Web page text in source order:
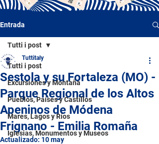
Entrada
Tutti i post
Excursiones y Montaña
Pueblos, Países y Castillos
Mares, Lagos y Ríos
Iglesias, Monumentos y Museos
Tutti i post
Sestola y su Fortaleza (MO) -
Parque Regional de los Altos
Apeninos de Módena
Frignano - Emilia Romaña
Tuttitaly
Actualizado: 10 may